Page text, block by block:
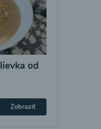
od
Zobraziť